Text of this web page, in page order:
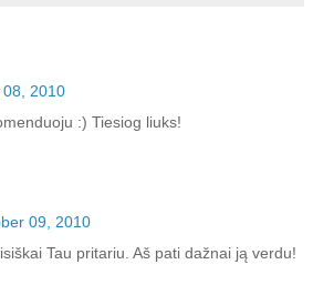
2010
:) Tiesiog liuks!
09, 2010
Tau pritariu. Aš pati dažnai ją verdu!